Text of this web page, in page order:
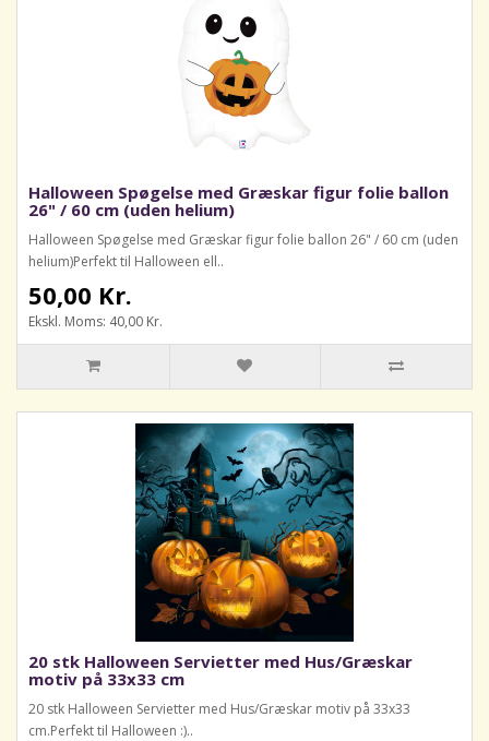
Halloween Spøgelse med Græskar figur folie ballon
26" / 60 cm (uden helium)
Halloween Spøgelse med Græskar figur folie ballon 26" / 60 cm (uden
helium)Perfekt til Halloween ell..
50,00 Kr.
Ekskl. Moms: 40,00 Kr.
20 stk Halloween Servietter med Hus/Græskar
motiv på 33x33 cm
20 stk Halloween Servietter med Hus/Græskar motiv på 33x33
cm.Perfekt til Halloween :)..